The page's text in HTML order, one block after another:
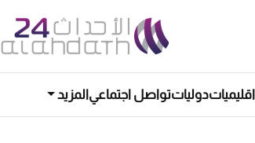
اقليمياتدولياتتواصل اجتماعيالمزيد